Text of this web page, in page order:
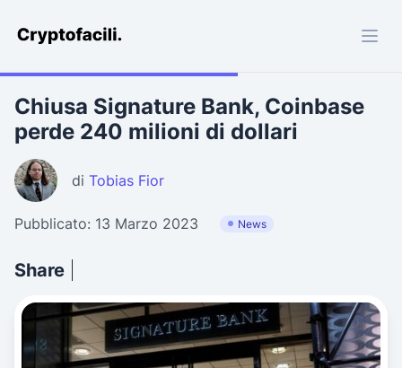
Cryptofacili.com
Chiusa Signature Bank, Coinbase
perde 240 milioni di dollari
di Tobias Fior
Pubblicato: 13 Marzo 2023 News
Share